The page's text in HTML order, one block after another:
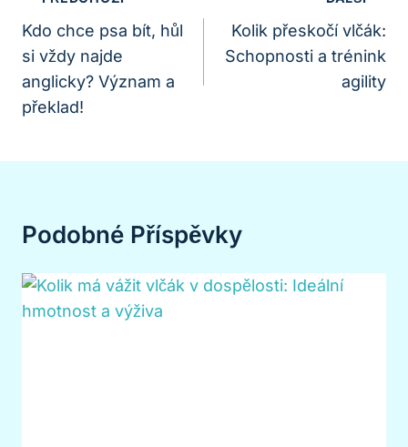
Pro
Příspěvek
Kdo chce psa bít, hůl
si vždy najde
anglicky? Význam a
překlad!
Kolik přeskočí vlčák:
Schopnosti a trénink
agility
Podobné Příspěvky